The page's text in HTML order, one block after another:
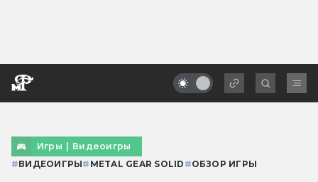
Игры | Видеоигры
#ВИДЕОИГРЫ# METAL GEAR SOLID #ОБЗОР ИГРЫ